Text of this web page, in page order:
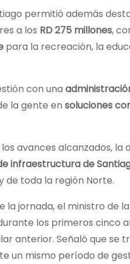
permitió además
a los RD 275 millones,
para la recreación, la
con una
la gente en soluciones
avances alcanzados, la
infraestructura de
de toda la región Norte.
jornada, el ministro de
los primeros cinco
anterior. Señaló que se
un mismo período de